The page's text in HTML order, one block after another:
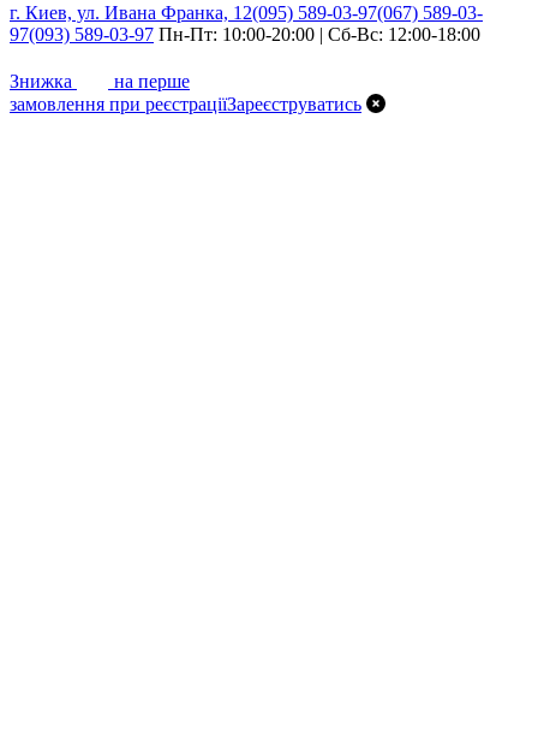
г. Киев, ул. Ивана Франка, 12(095) 589-03-97(067) 589-03-
97(093) 589-03-97 Пн-Пт: 10:00-20:00 | Сб-Вс: 12:00-18:00
Знижка
на перше
замовлення при реєстраціїЗареєструватись